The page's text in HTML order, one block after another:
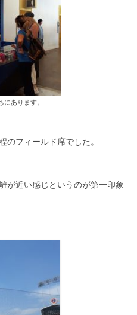
あります。
のフィールド席でした。
が近い感じというのが第一印象